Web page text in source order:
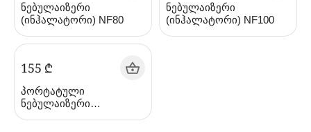
ნებულაიზერი
(ინჰალატორი) NF80
ნებულაიზერი
(ინჰალატორი) NF100
‍155‍ ₾
პორტატული
ნებულაიზერი